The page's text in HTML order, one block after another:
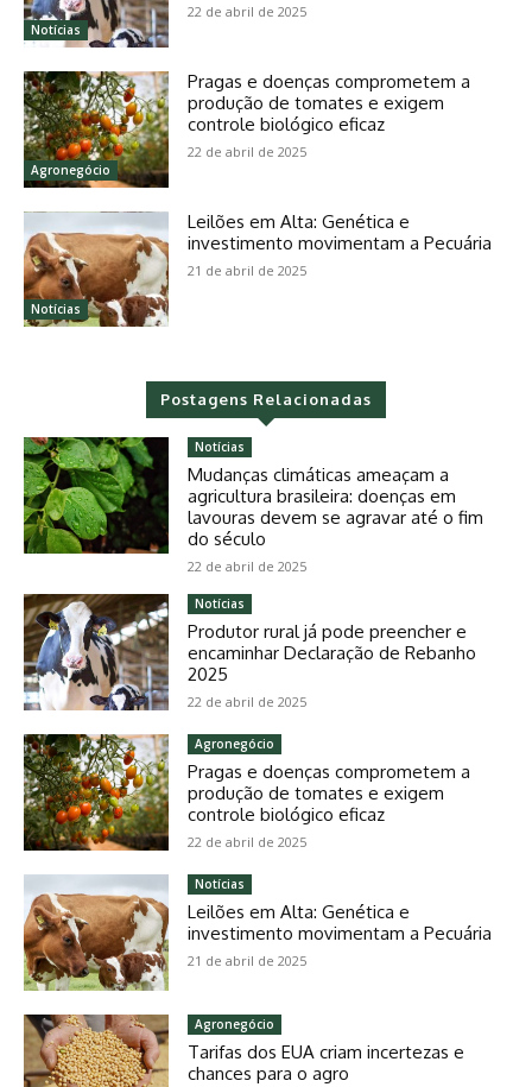
Notícias
22 de abril de 2025
Agronegócio
Pragas e doenças comprometem a
produção de tomates e exigem
controle biológico eficaz
22 de abril de 2025
Notícias
Leilões em Alta: Genética e
investimento movimentam a Pecuária
21 de abril de 2025
Postagens Relacionadas
Notícias
Mudanças climáticas ameaçam a
agricultura brasileira: doenças em
lavouras devem se agravar até o fim
do século
22 de abril de 2025
Notícias
Produtor rural já pode preencher e
encaminhar Declaração de Rebanho
2025
22 de abril de 2025
Agronegócio
Pragas e doenças comprometem a
produção de tomates e exigem
controle biológico eficaz
22 de abril de 2025
Notícias
Leilões em Alta: Genética e
investimento movimentam a Pecuária
21 de abril de 2025
Agronegócio
Tarifas dos EUA criam incertezas e
chances para o agro